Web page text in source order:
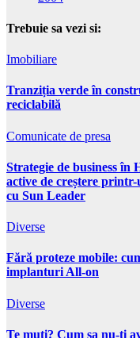
Trebuie sa vezi si:
Imobiliare
Tranziția verde în
reciclabilă
Comunicate de presa
Strategie de business în
active de creștere
cu Sun Leader
Diverse
Fără proteze mobile:
implanturi All-on
Diverse
Te muti? Cum sa nu-ti